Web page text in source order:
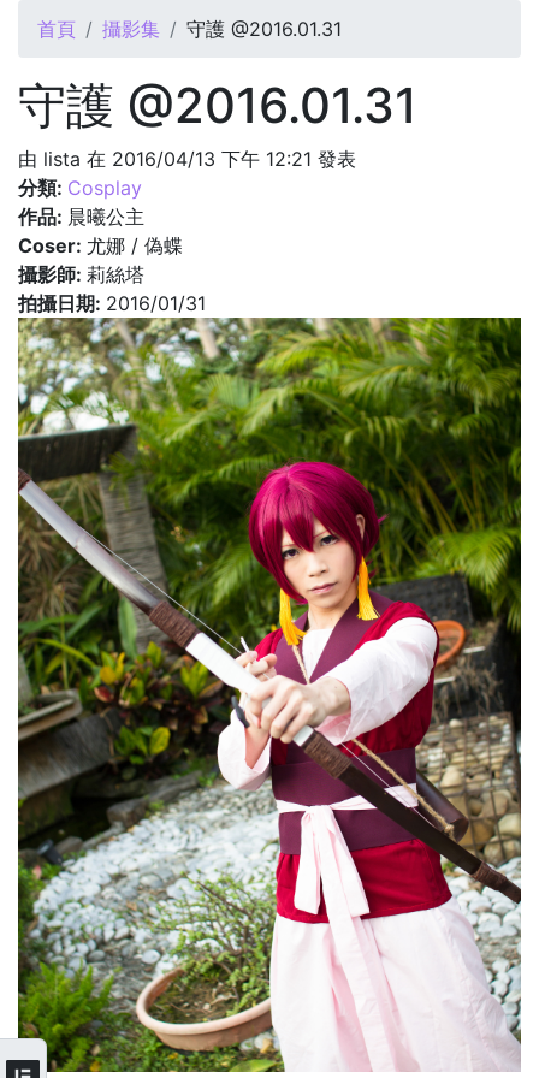
您在這裡
首頁 攝影集 守護 @2016.01.31
守護 @2016.01.31
由 lista 在 2016/04/13 下午 12:21 發表
分類: Cosplay
作品: 晨曦公主
Coser: 尤娜 / 偽蝶
攝影師: 莉絲塔
拍攝日期: 2016/01/31